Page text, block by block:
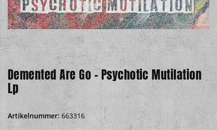
Demented Are Go - Psychotic Mutilation
Lp
Artikelnummer: 663316